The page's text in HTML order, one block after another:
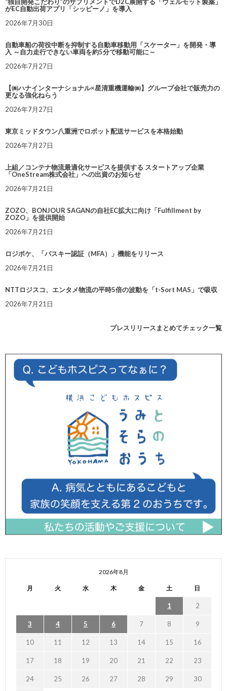
“独自開発こだわり”のサプリメントでD2C展開する「ウェルモット製薬」
がEC自動出荷アプリ「シッピーノ」を導入
2026年7月30日
自動車船の荷役中断を抑制する自動車移動用「スケーター」を開発・導
入 ～自力走行できない車両を約5分で移動可能に～
2026年7月27日
【㈱ハナインターナショナル×星清重機運輸㈱】グループ会社で販売力の
更なる強化ねらう
2026年7月27日
東京ミッドタウン八重洲でロボット配送サービスを本格始動
2026年7月27日
上組／コンテナ物流最適化サービスを提供する スタートアップ企業
「OneStream株式会社」への出資のお知らせ
2026年7月21日
ZOZO、BONJOUR SAGANの自社EC拡大に向け「Fulfillment by
ZOZO」を提供開始
2026年7月21日
ロジポケ、「パスキー認証（MFA）」機能をリリース
2026年7月21日
NTTロジスコ、エンタメ物流の平時5倍の波動を「t-Sort MAS」で吸収
2026年7月21日
プレスリリースまとめてチェック一覧
2026年8月
月 火 水 木 金 土 日
1 2
3 4 5 6 7 8 9
10 11 12 13 14 15 16
17 18 19 20 21 22 23
24 25 26 27 28 29 30